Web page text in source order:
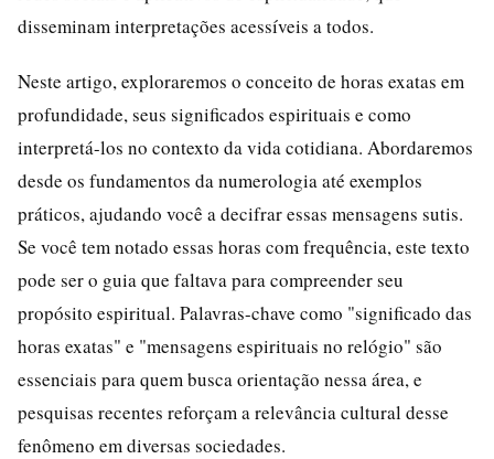
disseminam interpretações acessíveis a todos.
Neste artigo, exploraremos o conceito de horas exatas em
profundidade, seus significados espirituais e como
interpretá-los no contexto da vida cotidiana. Abordaremos
desde os fundamentos da numerologia até exemplos
práticos, ajudando você a decifrar essas mensagens sutis.
Se você tem notado essas horas com frequência, este texto
pode ser o guia que faltava para compreender seu
propósito espiritual. Palavras-chave como "significado das
horas exatas" e "mensagens espirituais no relógio" são
essenciais para quem busca orientação nessa área, e
pesquisas recentes reforçam a relevância cultural desse
fenômeno em diversas sociedades.